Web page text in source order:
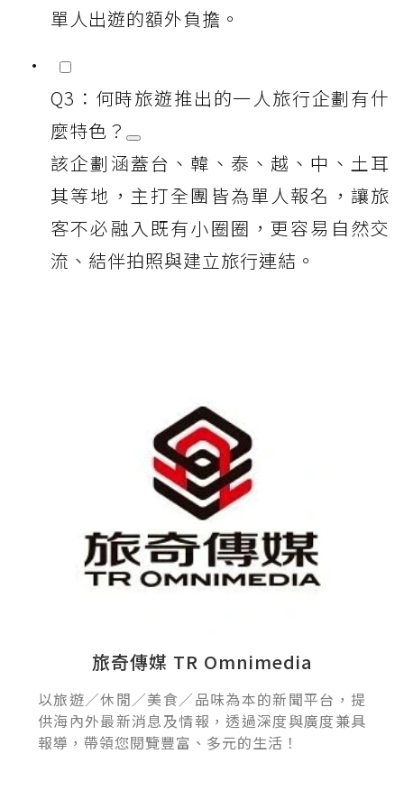
單人出遊的額外負擔。
Q3：何時旅遊推出的一人旅行企劃有什
麼特色？
該企劃涵蓋台、韓、泰、越、中、土耳
其等地，主打全團皆為單人報名，讓旅
客不必融入既有小圈圈，更容易自然交
流、結伴拍照與建立旅行連結。
旅奇傳媒 TR Omnimedia
以旅遊／休閒／美食／品味為本的新聞平台，提
供海內外最新消息及情報，透過深度與廣度兼具
報導，帶領您閱覽豐富、多元的生活！